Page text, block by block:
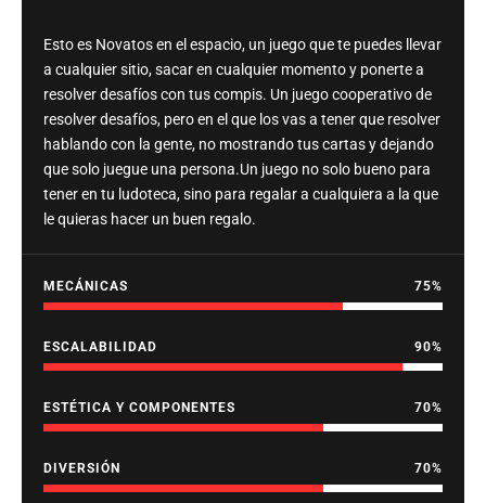
Esto es Novatos en el espacio, un juego que te puedes llevar
a cualquier sitio, sacar en cualquier momento y ponerte a
resolver desafíos con tus compis. Un juego cooperativo de
resolver desafíos, pero en el que los vas a tener que resolver
hablando con la gente, no mostrando tus cartas y dejando
que solo juegue una persona.Un juego no solo bueno para
tener en tu ludoteca, sino para regalar a cualquiera a la que
le quieras hacer un buen regalo.
MECÁNICAS 75
ESCALABILIDAD 90
ESTÉTICA Y COMPONENTES 70
DIVERSIÓN 70